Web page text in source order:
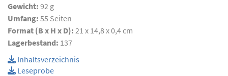
Gewicht: 92 g
Umfang: 55 Seiten
Format (B x H x D): 21 x 14,8 x 0,4 cm
Lagerbestand: 137
Inhaltsverzeichnis
Leseprobe